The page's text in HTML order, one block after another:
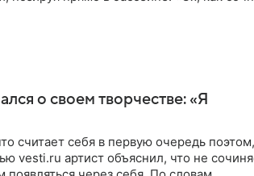
о своем творчестве: «Я
считает себя в первую очередь
vesti.ru артист объяснил, что не